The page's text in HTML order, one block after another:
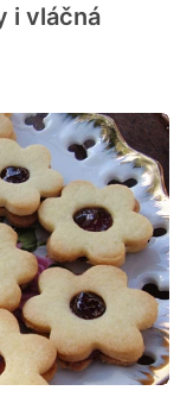
i vláčná